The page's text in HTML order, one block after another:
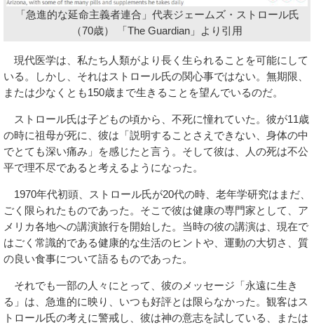
「急進的な延命主義者連合」代表ジェームズ・ストロール氏
（70歳） 「The Guardian」より引用
現代医学は、私たち人類がより長く生られることを可能にして
いる。しかし、それはストロール氏の関心事ではない。無期限、
または少なくとも150歳まで生きることを望んでいるのだ。
ストロール氏は子どもの頃から、不死に憧れていた。彼が11歳
の時に祖母が死に、彼は「説明することさえできない、身体の中
でとても深い痛み」を感じたと言う。そして彼は、人の死は不公
平で理不尽であると考えるようになった。
1970年代初頭、ストロール氏が20代の時、老年学研究はまだ、
ごく限られたものであった。そこで彼は健康の専門家として、ア
メリカ各地への講演旅行を開始した。当時の彼の講演は、現在で
はごく常識的である健康的な生活のヒントや、運動の大切さ、質
の良い食事について語るものであった。
それでも一部の人々にとって、彼のメッセージ「永遠に生き
る」は、急進的に映り、いつも好評とは限らなかった。観客はス
トロール氏の考えに警戒し、彼は神の意志を試している、または